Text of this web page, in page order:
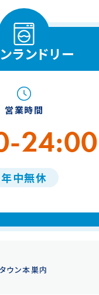
ランドリー
営業時間
24:00
年中無休
ウン本巣内